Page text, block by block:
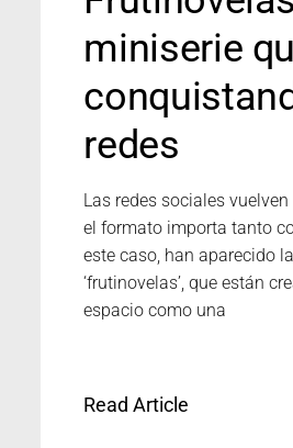
miniserie
redes
Las redes sociales
el formato importa tanto
este caso, han aparecido
‘frutinovelas’, que están
espacio como una
Read Article